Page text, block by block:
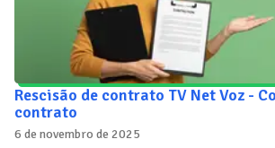
Rescisão de contrato TV Net Voz -
contrato
6 de novembro de 2025